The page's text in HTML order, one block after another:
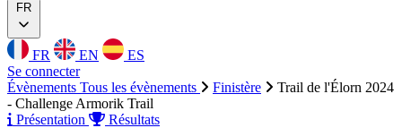
FR
FR EN
ES
Se connecter
Évènements Tous les évènements Finistère
Trail de l'Élorn 2024
- Challenge Armorik Trail
Présentation
Résultats